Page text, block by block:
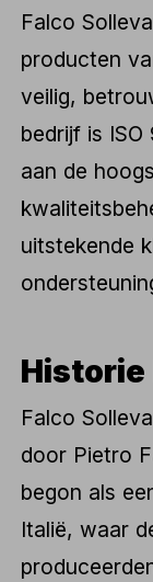
Falco
producten
veilig,
bedrijf is
aan de
uitstekende
Historie
Falco
door Pietro
begon als
Italië, waar